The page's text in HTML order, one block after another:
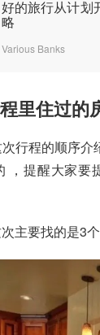
好的旅行从计划
略
Various Banks
里住过
行程的顺序
，提醒大家要
主要找的是3